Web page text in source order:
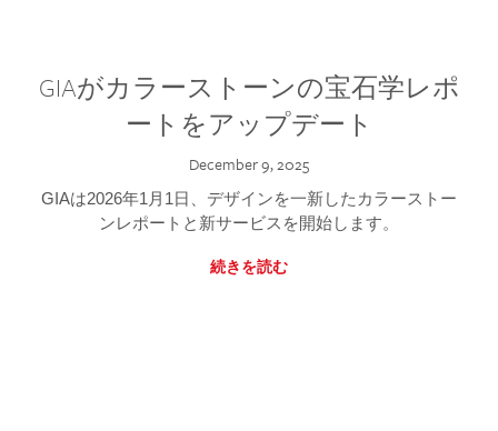
GIAがカラーストーンの宝石学レポ
ートをアップデート
December 9, 2025
GIAは2026年1月1日、デザインを一新したカラーストー
ンレポートと新サービスを開始します。
続きを読む